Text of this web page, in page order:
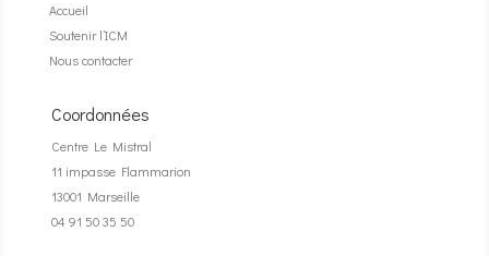
Accueil
Soutenir l’ICM
Nous contacter
Coordonnées
Centre Le Mistral
11 impasse Flammarion
13001 Marseille
04 91 50 35 50